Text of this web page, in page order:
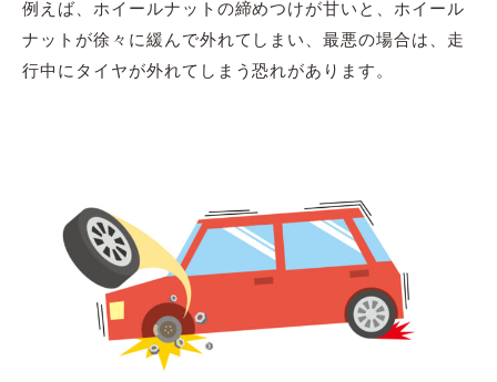
例えば、ホイールナットの締めつけが甘いと、ホイール
ナットが徐々に緩んで外れてしまい、最悪の場合は、走
行中にタイヤが外れてしまう恐れがあります。